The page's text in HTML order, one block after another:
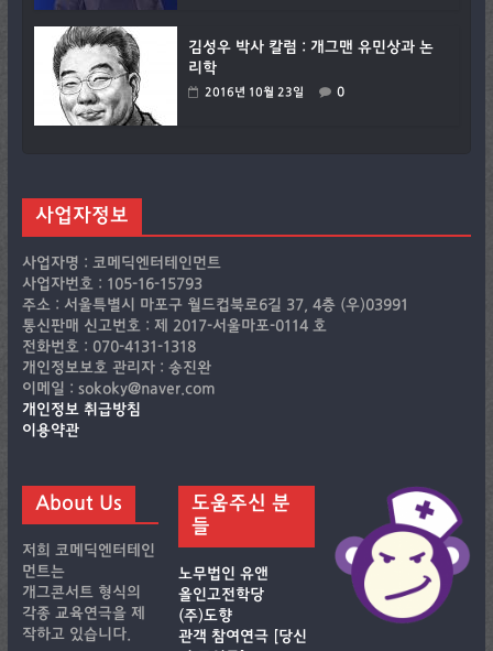
김성우 박사 칼럼 : 개그맨 유민상과 논
리학
2016년 10월 23일 0
사업자정보
사업자명 : 코메딕엔터테인먼트
사업자번호 : 105-16-15793
주소 : 서울특별시 마포구 월드컵북로6길 37, 4층 (우)03991
통신판매 신고번호 : 제 2017-서울마포-0114 호
전화번호 : 070-4131-1318
개인정보보호 관리자 : 송진완
이메일 : sokoky@naver.com
개인정보 취급방침
이용약관
About Us
저희 코메딕엔터테인
먼트는
개그콘서트 형식의
각종 교육연극을 제
작하고 있습니다.
도움주신 분
들
노무법인 유앤
올인고전학당
(주)도향
관객 참여연극 [당신